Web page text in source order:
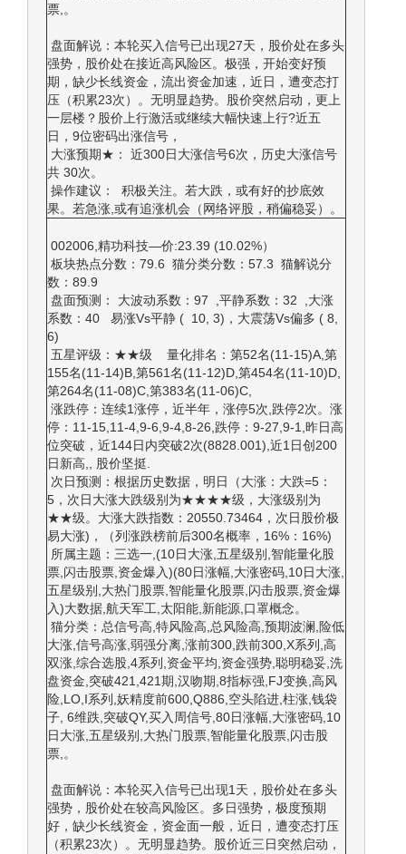
票,。
盘面解说：本轮买入信号已出现27天，股价处在多头
强势，股价处在接近高风险区。极强，开始变好预
期，缺少长线资金，流出资金加速，近日，遭变态打
压（积累23次）。无明显趋势。股价突然启动，更上
一层楼？股价上行激活或继续大幅快速上行?近五
日，9位密码出涨信号，
大涨预期★： 近300日大涨信号6次，历史大涨信号
共 30次。
操作建议： 积极关注。若大跌，或有好的抄底效
果。若急涨,或有追涨机会（网络评股，稍偏稳妥）。
002006,精功科技—价:23.39 (10.02%）
板块热点分数：79.6 猫分类分数：57.3 猫解说分
数：89.9
盘面预测： 大波动系数：97 ,平静系数：32 ,大涨
系数：40 易涨Vs平静 ( 10, 3)，大震荡Vs偏多 ( 8,
6)
五星评级：★★级 量化排名：第52名(11-15)A,第
155名(11-14)B,第561名(11-12)D,第454名(11-10)D,
第264名(11-08)C,第383名(11-06)C,
涨跌停：连续1涨停，近半年，涨停5次,跌停2次。涨
停：11-15,11-4,9-6,9-4,8-26,跌停：9-27,9-1,昨日高
位突破，近144日内突破2次(8828.001),近1日创200
日新高,, 股价坚挺.
次日预测：根据历史数据，明日（大涨：大跌=5：
5，次日大涨大跌级别为★★★★级，大涨级别为
★★级。大涨大跌指数：20550.73464，次日股价极
易大涨)，（列涨跌榜前后300名概率，16%：16%)
所属主题：三选一,(10日大涨,五星级别,智能量化股
票,闪击股票,资金爆入)(80日涨幅,大涨密码,10日大涨,
五星级别,大热门股票,智能量化股票,闪击股票,资金爆
入)大数据,航天军工,太阳能,新能源,口罩概念。
猫分类：总信号高,特风险高,总风险高,预期波澜,险低
大涨,信号高涨,弱强分离,涨前300,跌前300,X系列,高
双涨,综合选股,4系列,资金平均,资金强势,聪明稳妥,洗
盘资金,突破421,421期,汉吻期,8指标强,FJ变换,高风
险,LO,I系列,妖精度前600,Q886,空头陷进,柱涨,钱袋
子, 6维跌,突破QY,买入周信号,80日涨幅,大涨密码,10
日大涨,五星级别,大热门股票,智能量化股票,闪击股
票,。
盘面解说：本轮买入信号已出现1天，股价处在多头
强势，股价处在较高风险区。多日强势，极度预期
好，缺少长线资金，资金面一般，近日，遭变态打压
（积累23次）。无明显趋势。股价近三日突然启动，